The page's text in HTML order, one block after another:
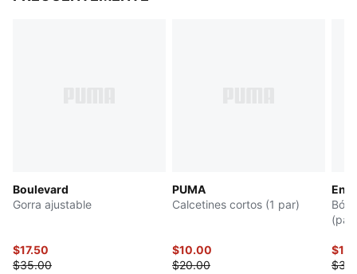
Boulevard
Gorra ajustable
$17.50
$35.00
PUMA
Calcetines cortos (1 par)
$10.00
$20.00